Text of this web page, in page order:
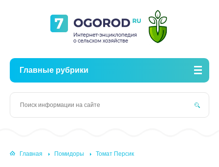
Главные рубрики
Главная Помидоры Томат Персик